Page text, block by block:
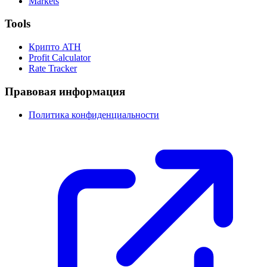
Tools
Крипто ATH
Profit Calculator
Rate Tracker
Правовая информация
Политика конфиденциальности